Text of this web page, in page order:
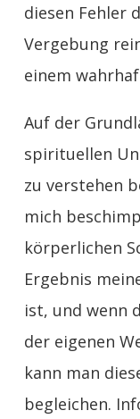
diesen Fehler
Vergebung
einem
Auf der
spirituellen
zu verstehen
mich
körperlichen
Ergebnis
ist, und wenn
der eigenen
kann man
begleichen.